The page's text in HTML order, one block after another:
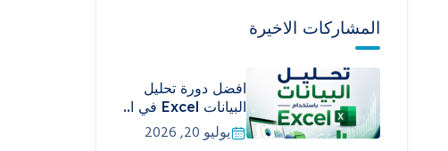
المشاركات الاخيرة
افضل دورة تحليل
البيانات Excel في ا..
يوليو 20, 2026